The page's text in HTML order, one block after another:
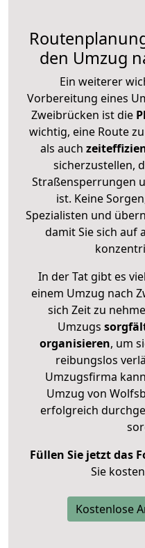
den Umzug
Ein weiterer
Vorbereitung eines
Zweibrücken ist die
wichtig, eine Route
als auch
sicherzustellen,
Straßensperrungen
ist. Keine
Spezialisten und
damit Sie sich auf
In der Tat gibt es
einem Umzug nach
sich Zeit zu
Umzugs
organisieren, um
reibungslos
Umzugsfirma
Umzug von
erfolgreich
Füllen Sie jetzt das
Sie
Kostenlose